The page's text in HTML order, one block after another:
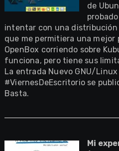
de
intentar con una distribución
que me permitiera una mejor
OpenBox corriendo sobre
funciona, pero tiene sus
La entrada Nuevo GNU/
#ViernesDeEscritorio se
Basta.
Mi